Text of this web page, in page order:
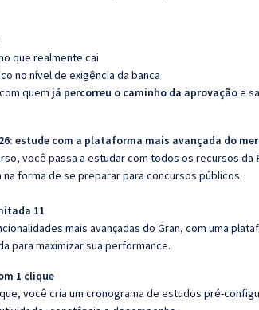
que realmente cai
no nível de exigência da banca
quem já percorreu o caminho da aprovaçãoe
estude com a plataforma mais avançada do
você passa a estudar com todos os recursos da
forma de se preparar para concursos públicos.
11
mais avançadas do Gran, com uma
para maximizar sua performance.
1 clique
você cria um cronograma de estudos pré-